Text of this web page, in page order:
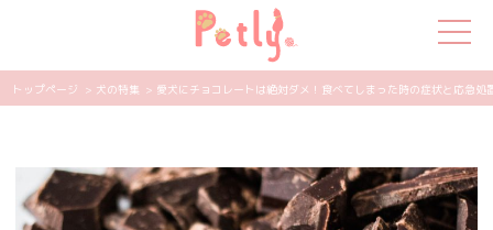
猫の特集
トップページ > 犬の特集 > 愛犬にチョコレートは絶対ダメ！食べてしまった時の症状と応急処